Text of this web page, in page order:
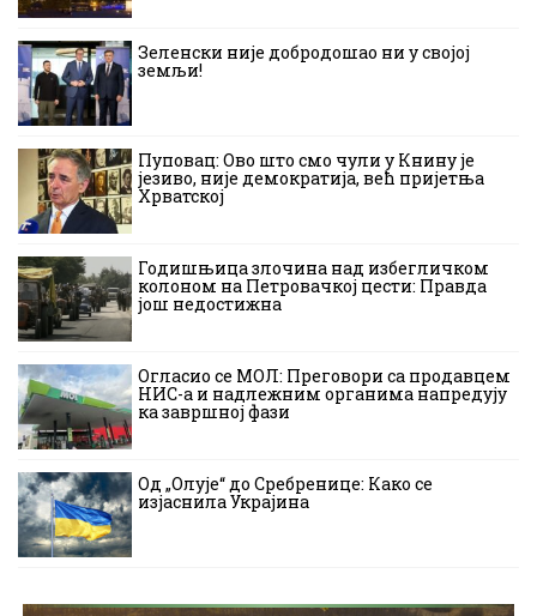
Зеленски није добродошао ни у својој
земљи!
Пуповац: Ово што смо чули у Книну је
језиво, није демократија, већ пријетња
Хрватској
Годишњица злочина над избегличком
колоном на Петровачкој цести: Правда
још недостижна
Огласио се МОЛ: Преговори са продавцем
НИС-а и надлежним органима напредују
ка завршној фази
Од „Олује“ до Сребренице: Како се
изјаснила Украјина